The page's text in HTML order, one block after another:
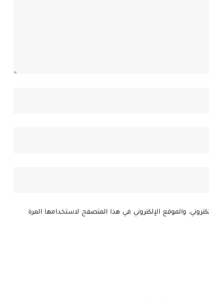
والموقع الإلكتروني في هذا المتصفح لاستخدامها المرة